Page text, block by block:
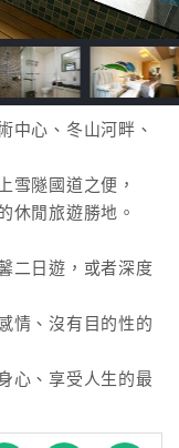
中心、冬山河畔、
雪隧國道之便，
休閒旅遊勝地。
二日遊，或者深度
情、沒有目的性的
心、享受人生的最
主軸，讓光影作